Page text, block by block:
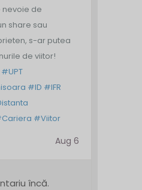
de
share sau
s-ar putea
de viitor!
#UPT
#ID #IFR
#Viitor
Aug 6
încă.